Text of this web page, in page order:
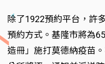
除了1922預約平台，許
預約方式。基隆市將為
造冊」施打莫德納疫苗